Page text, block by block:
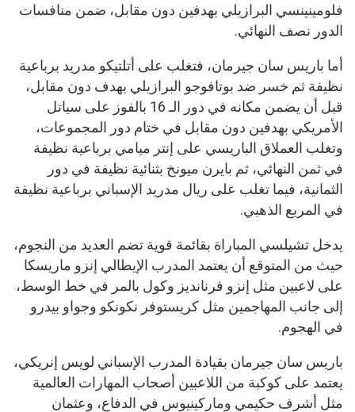
فلومينينسي البرازيلي بهدفين دون مقابل، ضمن منافسات
الدور نصف النهائي.
أما باريس سان جيرمان، فتغلب على أتلتيكو مدريد برباعية
نظيفة ثم خسر ضد بوتافوجو البرازيلي بهدف دون مقابل،
قبل أن يضمن مكانه في دور الـ 16 بالفوز على سياتل
الأمريكي بهدفين دون مقابل في ختام دور المجموعات،
وتغلب العملاق الباريسي على إنتر ميامي برباعية نظيفة
في ثمن النهائي، ثم بايرن ميونخ بثنائية نظيفة في دور
الثمانية، فيما تغلب على ريال مدريد الإسباني برباعية نظيفة
في المربع الذهبي.
يدخل تشيلسي المباراة بقائمة قوية تضم العديد من النجوم،
حيث من المتوقع أن يعتمد المدرب الإيطالي إنزو ماريسكا
على لاعبين مثل إنزو فرنانديز وكول بالمر في خط الوسط،
إلى جانب المهاجمين مثل كريستوفر نكونكو وجواو بيدرو
في الهجوم.
باريس سان جيرمان بقيادة المدرب الإسباني لويس إنريكي،
يعتمد على كوكبة من اللاعبين أصحاب المهارات العالمية
مثل أشرف حكيمي وماركينيوس في الدفاع، وعثمان